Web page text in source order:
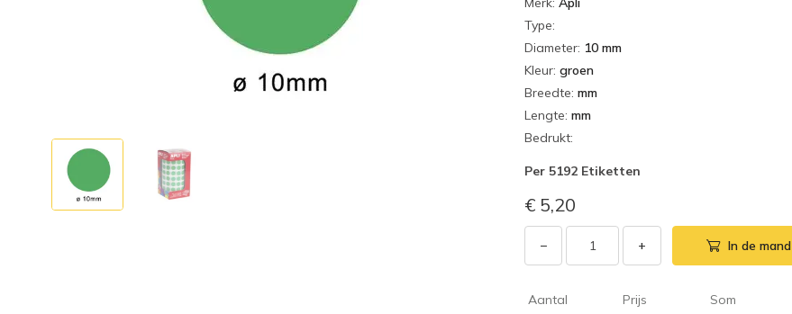
Type:
Diameter: 10 mm
Kleur: groen
Breedte: mm
Lengte: mm
Bedrukt:
Per 5192 Etiketten
€ 5,20
− + In de mand
Aantal Prijs Som